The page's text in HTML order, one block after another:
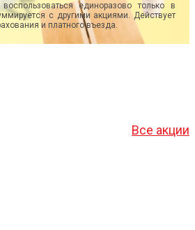
единоразово только в
с другими акциями. Действует
и платного въезда.
Все акции